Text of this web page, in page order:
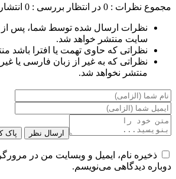
مجموع نظرات : 0 در انتظار بررسی : 0
نظرات ارسال شده توسط شما، پس از
سایت منتشر خواهد شد.
نظراتی که حاوی تهمت یا افترا باشد
نظراتی که به غیر از زبان فارسی یا
منتشر نخواهد شد.
ارسال نظر پاک
ذخیره نام، ایمیل و وبسایت من در
دوباره دیدگاهی می‌نویسم.